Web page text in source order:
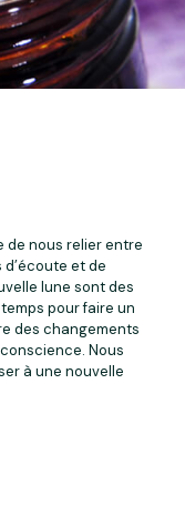
de nous relier entre
et de
lune sont des
pour faire un
des changements
Nous
à une nouvelle